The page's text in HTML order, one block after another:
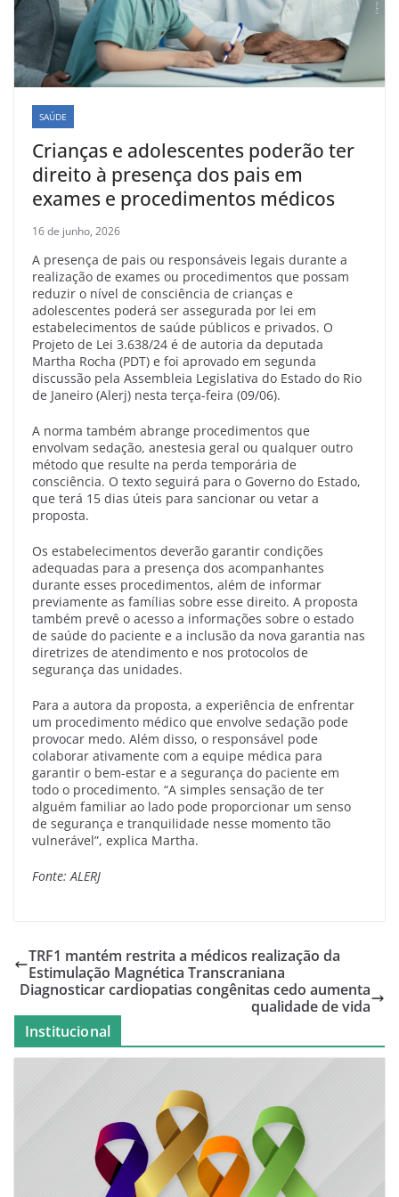
SAÚDE
Crianças e adolescentes poderão ter
direito à presença dos pais em
exames e procedimentos médicos
16 de junho, 2026
A presença de pais ou responsáveis legais durante a
realização de exames ou procedimentos que possam
reduzir o nível de consciência de crianças e
adolescentes poderá ser assegurada por lei em
estabelecimentos de saúde públicos e privados. O
Projeto de Lei 3.638/24 é de autoria da deputada
Martha Rocha (PDT) e foi aprovado em segunda
discussão pela Assembleia Legislativa do Estado do Rio
de Janeiro (Alerj) nesta terça-feira (09/06).
A norma também abrange procedimentos que
envolvam sedação, anestesia geral ou qualquer outro
método que resulte na perda temporária de
consciência. O texto seguirá para o Governo do Estado,
que terá 15 dias úteis para sancionar ou vetar a
proposta.
Os estabelecimentos deverão garantir condições
adequadas para a presença dos acompanhantes
durante esses procedimentos, além de informar
previamente as famílias sobre esse direito. A proposta
também prevê o acesso a informações sobre o estado
de saúde do paciente e a inclusão da nova garantia nas
diretrizes de atendimento e nos protocolos de
segurança das unidades.
Para a autora da proposta, a experiência de enfrentar
um procedimento médico que envolve sedação pode
provocar medo. Além disso, o responsável pode
colaborar ativamente com a equipe médica para
garantir o bem-estar e a segurança do paciente em
todo o procedimento. “A simples sensação de ter
alguém familiar ao lado pode proporcionar um senso
de segurança e tranquilidade nesse momento tão
vulnerável”, explica Martha.
Fonte: ALERJ
TRF1 mantém restrita a médicos realização da
Estimulação Magnética Transcraniana
Diagnosticar cardiopatias congênitas cedo aumenta
qualidade de vida
Institucional